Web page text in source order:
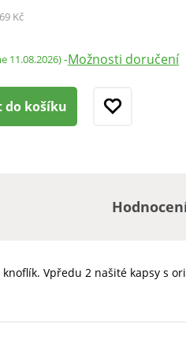
Kč
11.08.2026)-Možnosti doručení
do košíku
Vpředu 2 našité kapsy s